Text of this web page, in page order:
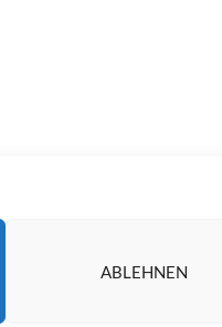
ABLEHNEN